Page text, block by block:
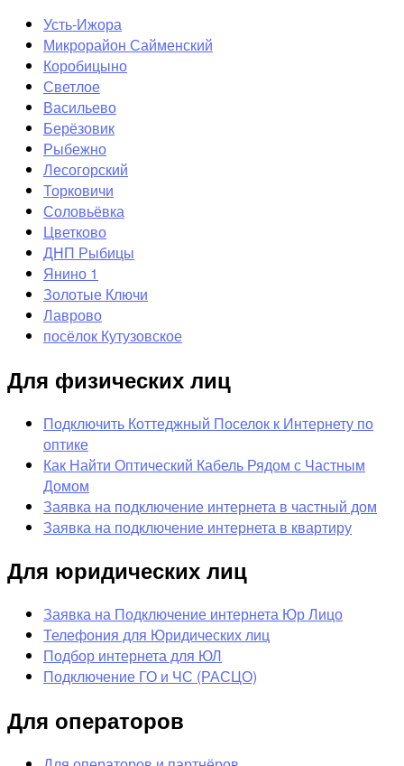
Усть-Ижора
Микрорайон Сайменский
Коробицыно
Светлое
Васильево
Берёзовик
Рыбежно
Лесогорский
Торковичи
Соловьёвка
Цветково
ДНП Рыбицы
Янино 1
Золотые Ключи
Лаврово
посёлок Кутузовское
Для физических лиц
Подключить Коттеджный Поселок к Интернету по
оптике
Как Найти Оптический Кабель Рядом с Частным
Домом
Заявка на подключение интернета в частный дом
Заявка на подключение интернета в квартиру
Для юридических лиц
Заявка на Подключение интернета Юр Лицо
Телефония для Юридических лиц
Подбор интернета для ЮЛ
Подключение ГО и ЧС (РАСЦО)
Для операторов